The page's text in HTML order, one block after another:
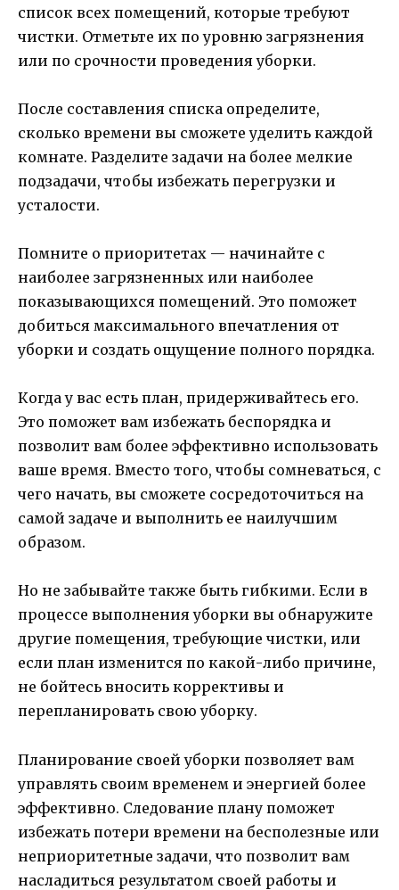
список всех помещений, которые требуют
чистки. Отметьте их по уровню загрязнения
или по срочности проведения уборки.
После составления списка определите,
сколько времени вы сможете уделить каждой
комнате. Разделите задачи на более мелкие
подзадачи, чтобы избежать перегрузки и
усталости.
Помните о приоритетах — начинайте с
наиболее загрязненных или наиболее
показывающихся помещений. Это поможет
добиться максимального впечатления от
уборки и создать ощущение полного порядка.
Когда у вас есть план, придерживайтесь его.
Это поможет вам избежать беспорядка и
позволит вам более эффективно использовать
ваше время. Вместо того, чтобы сомневаться, с
чего начать, вы сможете сосредоточиться на
самой задаче и выполнить ее наилучшим
образом.
Но не забывайте также быть гибкими. Если в
процессе выполнения уборки вы обнаружите
другие помещения, требующие чистки, или
если план изменится по какой-либо причине,
не бойтесь вносить коррективы и
перепланировать свою уборку.
Планирование своей уборки позволяет вам
управлять своим временем и энергией более
эффективно. Следование плану поможет
избежать потери времени на бесполезные или
неприоритетные задачи, что позволит вам
насладиться результатом своей работы и